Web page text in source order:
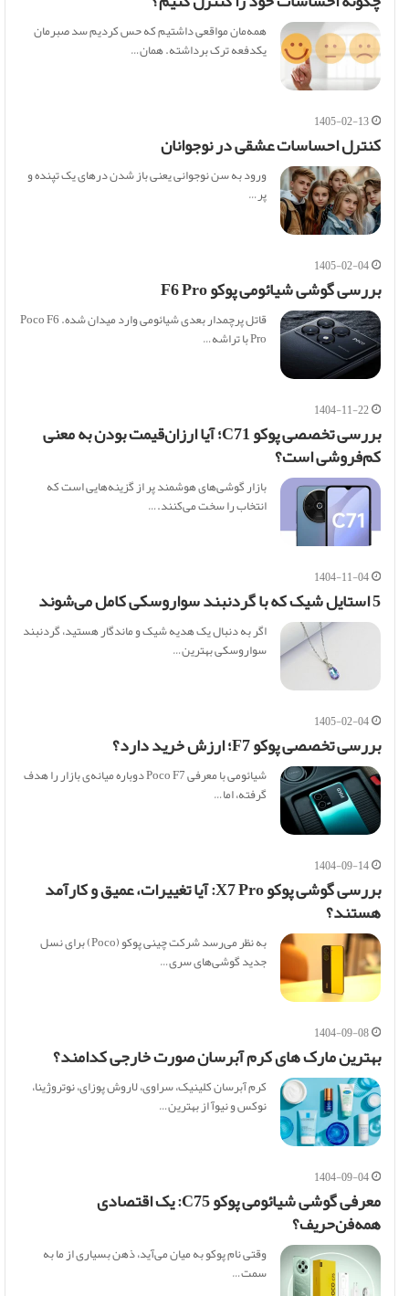
همه‌مان مواقعی داشتیم که حس کردیم سد صبرمان
یکدفعه ترک برداشته. همان…
1405-02-13
کنترل احساسات عشقی در نوجوانان
ورود به سن نوجوانی یعنی باز شدن درهای یک تپنده و
پر…
1405-02-04
بررسی گوشی شیائومی پوکو F6 Pro
قاتل پرچمدار بعدی شیائومی وارد میدان شده. Poco F6
Pro با تراشه…
1404-11-22
بررسی تخصصی پوکو C71؛ آیا ارزان‌قیمت بودن به معنی
کم‌فروشی است؟
بازار گوشی‌های هوشمند پر از گزینه‌هایی است که
انتخاب را سخت می‌کنند.…
1404-11-04
5 استایل شیک که با گردنبند سواروسکی کامل می‌شوند
اگر به دنبال یک هدیه شیک و ماندگار هستید، گردنبند
سواروسکی بهترین…
1405-02-04
بررسی تخصصی پوکو F7؛ ارزش خرید دارد؟
شیائومی با معرفی Poco F7 دوباره میانه‌ی بازار را هدف
گرفته، اما…
1404-09-14
بررسی گوشی پوکو X7 Pro: آیا تغییرات، عمیق و کارآمد
هستند؟
به نظر می‌رسد شرکت چینی پوکو (Poco) برای نسل
جدید گوشی‌های سری…
1404-09-08
بهترین مارک های کرم آبرسان صورت خارجی کدامند؟
کرم آبرسان کلینیک، سراوی، لاروش پوزای، نوتروژینا،
نوکس و نیوآ از بهترین…
1404-09-04
معرفی گوشی شیائومی پوکو C75: یک اقتصادی
همه‌فن‌حریف؟
وقتی نام پوکو به میان می‌آید، ذهن بسیاری از ما به
سمت…